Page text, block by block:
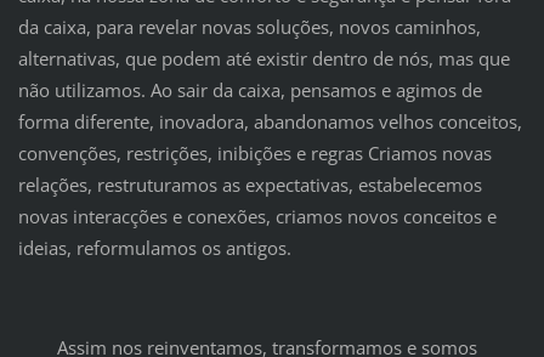
da caixa, para revelar novas soluções, novos caminhos,
alternativas, que podem até existir dentro de nós, mas que
não utilizamos. Ao sair da caixa, pensamos e agimos de
forma diferente, inovadora, abandonamos velhos conceitos,
convenções, restrições, inibições e regras Criamos novas
relações, restruturamos as expectativas, estabelecemos
novas interacções e conexões, criamos novos conceitos e
ideias, reformulamos os antigos.
Assim nos reinventamos, transformamos e somos